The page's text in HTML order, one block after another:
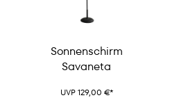
Sonnenschirm
Savaneta
UVP 129,00 €*